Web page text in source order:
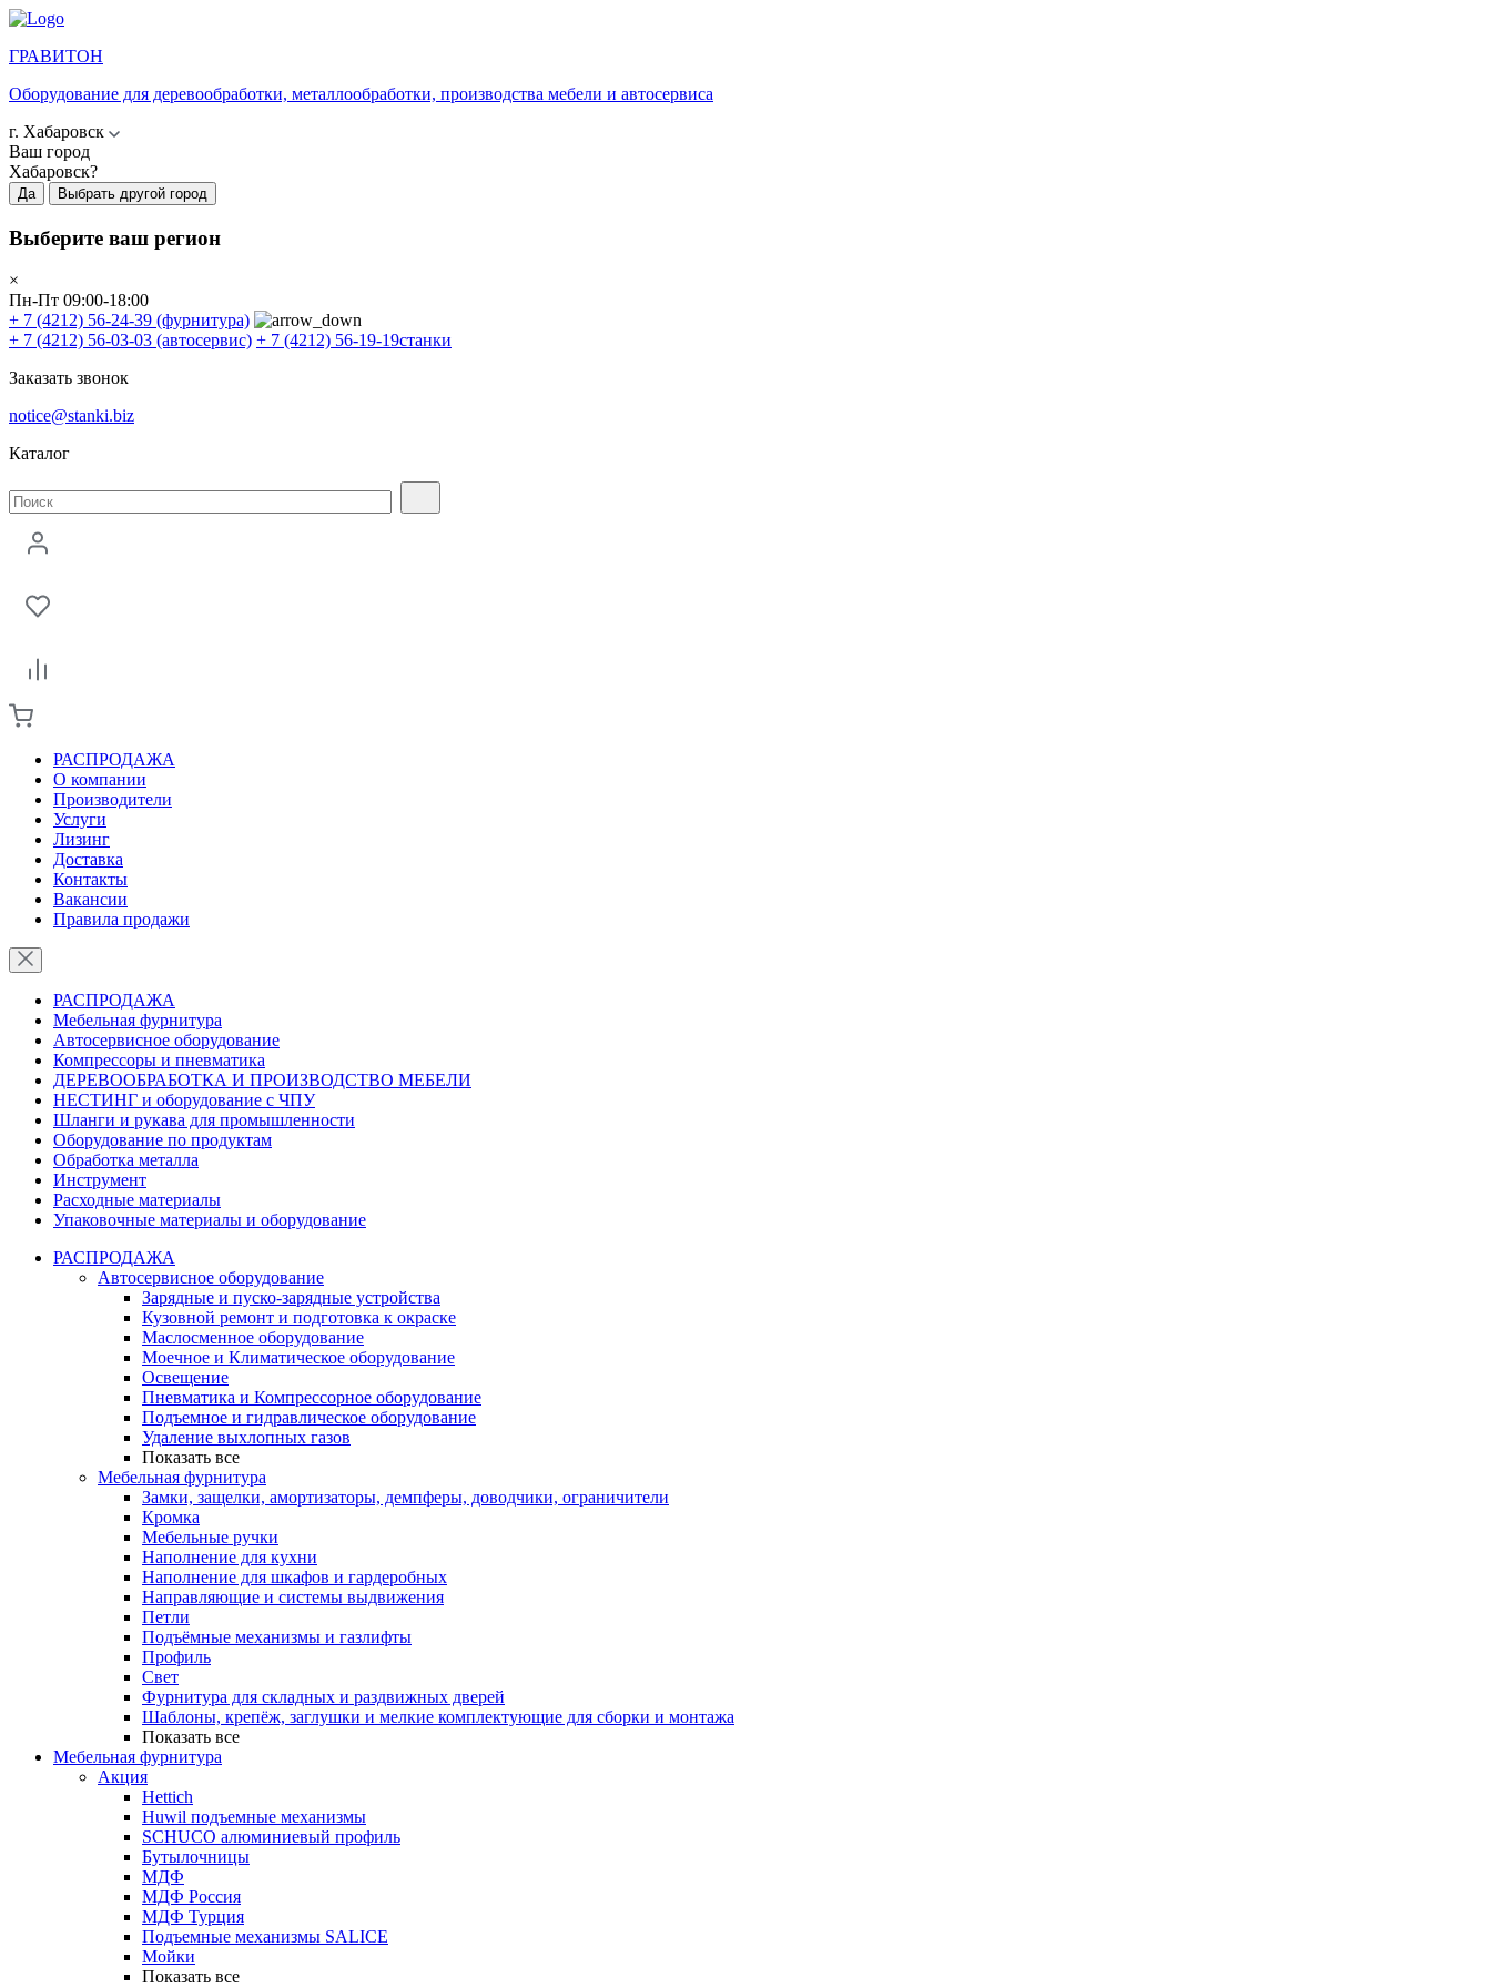
ГРАВИТОН
Оборудование для деревообработки, металлообработки, производства мебели и автосервиса
г. Хабаровск
Ваш город
Хабаровск?
Да Выбрать другой город
Выберите ваш регион
×
Пн-Пт 09:00-18:00
+ 7 (4212) 56-24-39 (фурнитура)
+ 7 (4212) 56-03-03 (автосервис) + 7 (4212) 56-19-19станки
Заказать звонок
notice@stanki.biz
Каталог
РАСПРОДАЖА
О компании
Производители
Услуги
Лизинг
Доставка
Контакты
Вакансии
Правила продажи
РАСПРОДАЖА
Мебельная фурнитура
Автосервисное оборудование
Компрессоры и пневматика
ДЕРЕВООБРАБОТКА И ПРОИЗВОДСТВО МЕБЕЛИ
НЕСТИНГ и оборудование с ЧПУ
Шланги и рукава для промышленности
Оборудование по продуктам
Обработка металла
Инструмент
Расходные материалы
Упаковочные материалы и оборудование
РАСПРОДАЖА
Автосервисное оборудование
Зарядные и пуско-зарядные устройства
Кузовной ремонт и подготовка к окраске
Маслосменное оборудование
Моечное и Климатическое оборудование
Освещение
Пневматика и Компрессорное оборудование
Подъемное и гидравлическое оборудование
Удаление выхлопных газов
Показать все
Мебельная фурнитура
Замки, защелки, амортизаторы, демпферы, доводчики, ограничители
Кромка
Мебельные ручки
Наполнение для кухни
Наполнение для шкафов и гардеробных
Направляющие и системы выдвижения
Петли
Подъёмные механизмы и газлифты
Профиль
Свет
Фурнитура для складных и раздвижных дверей
Шаблоны, крепёж, заглушки и мелкие комплектующие для сборки и монтажа
Показать все
Мебельная фурнитура
Акция
Hettich
Huwil подъемные механизмы
SCHUCO алюминиевый профиль
Бутылочницы
МДФ
МДФ Россия
МДФ Турция
Подъемные механизмы SALICE
Мойки
Показать все